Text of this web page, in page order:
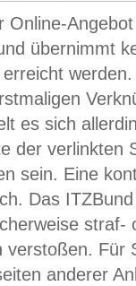
Online-
übernimmt
erreicht
es sich
der verlinkten
sein. Eine
Das
straf-
verstoßen. Für
anderer